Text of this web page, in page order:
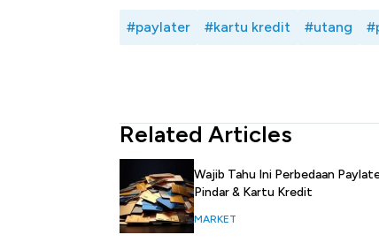
#paylater #kartu kredit #utang
Related Articles
Wajib Tahu Ini Perbedaan
Pindar & Kartu Kredit
MARKET